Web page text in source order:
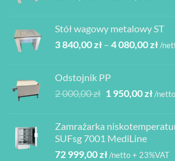
2
Stół wagowy metalowy ST
3 840,00zł – 4 080,00zł/
Odstojnik PP
2 000,00zł Pierwotna
2
000,00 zł.
1 950,00zł
1
/
Zamrażarka
SUFsg 7001 MediLine
72 999,00zł/netto + 23%VAT